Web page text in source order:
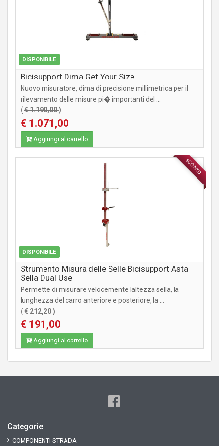
DISPONIBILE
Bicisupport Dima Get Your Size
Nuovo misuratore, dima di precisione millimetrica per il
rilevamento delle misure pi� importanti del ...
(€ 1.190,00)
€ 1.071,00
Aggiungi al carrello
SCONTO
DISPONIBILE
ACCESSORI
Strumento Misura delle Selle Bicisupport Asta
Sella Dual Use
Permette di misurare velocemente laltezza sella, la
lunghezza del carro anteriore e posteriore, la ...
(€ 212,20)
€ 191,00
Aggiungi al carrello
Categorie
COMPONENTI STRADA